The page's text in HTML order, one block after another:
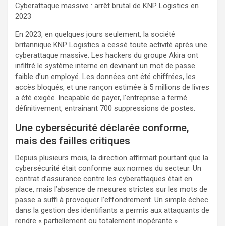
Cyberattaque massive : arrêt brutal de KNP Logistics en
2023
En 2023, en quelques jours seulement, la société
britannique KNP Logistics a cessé toute activité après une
cyberattaque massive. Les hackers du groupe Akira ont
infiltré le système interne en devinant un mot de passe
faible d’un employé. Les données ont été chiffrées, les
accès bloqués, et une rançon estimée à 5 millions de livres
a été exigée. Incapable de payer, l’entreprise a fermé
définitivement, entraînant 700 suppressions de postes.
Une cybersécurité déclarée conforme,
mais des failles critiques
Depuis plusieurs mois, la direction affirmait pourtant que la
cybersécurité était conforme aux normes du secteur. Un
contrat d’assurance contre les cyberattaques était en
place, mais l’absence de mesures strictes sur les mots de
passe a suffi à provoquer l’effondrement. Un simple échec
dans la gestion des identifiants a permis aux attaquants de
rendre « partiellement ou totalement inopérante »